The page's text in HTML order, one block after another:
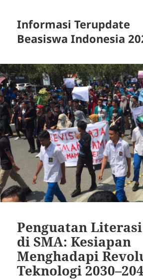
Informasi Terupdate
Beasiswa Indonesia
Penguatan
di SMA: Kesiapan
Menghadapi
Teknologi